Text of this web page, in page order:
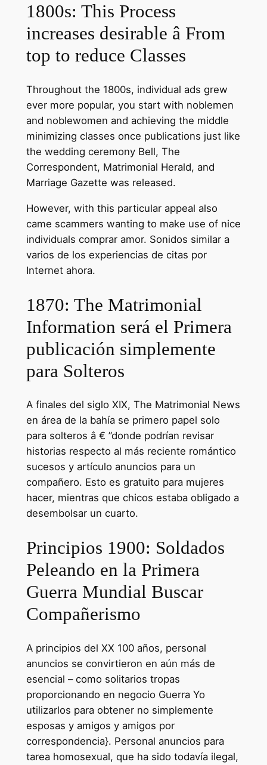
1800s: This Process
increases desirable â From
top to reduce Classes
Throughout the 1800s, individual ads grew
ever more popular, you start with noblemen
and noblewomen and achieving the middle
minimizing classes once publications just like
the wedding ceremony Bell, The
Correspondent, Matrimonial Herald, and
Marriage Gazette was released.
However, with this particular appeal also
came scammers wanting to make use of nice
individuals comprar amor. Sonidos similar a
varios de los experiencias de citas por
Internet ahora.
1870: The Matrimonial
Information será el Primera
publicación simplemente
para Solteros
A finales del siglo XIX, The Matrimonial News
en área de la bahía se primero papel solo
para solteros â € ”donde podrían revisar
historias respecto al más reciente romántico
sucesos y artículo anuncios para un
compañero. Esto es gratuito para mujeres
hacer, mientras que chicos estaba obligado a
desembolsar un cuarto.
Principios 1900: Soldados
Peleando en la Primera
Guerra Mundial Buscar
Compañerismo
A principios del XX 100 años, personal
anuncios se convirtieron en aún más de
esencial – como solitarios tropas
proporcionando en negocio Guerra Yo
utilizarlos para obtener no simplemente
esposas y amigos y amigos por
correspondencia}. Personal anuncios para
tarea homosexual, que ha sido todavía ilegal,